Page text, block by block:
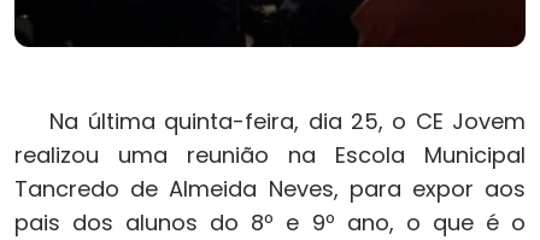
Na última quinta-feira, dia 25, o CE Jovem
realizou uma reunião na Escola Municipal
Tancredo de Almeida Neves, para expor aos
pais dos alunos do 8º e 9º ano, o que é o